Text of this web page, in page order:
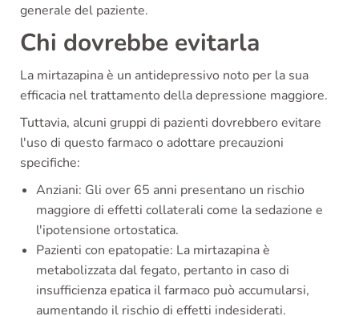
generale del paziente.
Chi dovrebbe evitarla
La mirtazapina è un antidepressivo noto per la sua
efficacia nel trattamento della depressione maggiore.
Tuttavia, alcuni gruppi di pazienti dovrebbero evitare
l'uso di questo farmaco o adottare precauzioni
specifiche:
Anziani: Gli over 65 anni presentano un rischio
maggiore di effetti collaterali come la sedazione e
l'ipotensione ortostatica.
Pazienti con epatopatie: La mirtazapina è
metabolizzata dal fegato, pertanto in caso di
insufficienza epatica il farmaco può accumularsi,
aumentando il rischio di effetti indesiderati.